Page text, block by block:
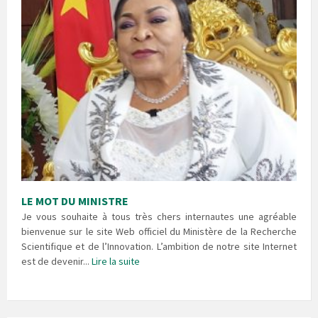
LE MOT DU MINISTRE
Je vous souhaite à tous très chers internautes une agréable
bienvenue sur le site Web officiel du Ministère de la Recherche
Scientifique et de l’Innovation. L’ambition de notre site Internet
est de devenir... Lire la suite